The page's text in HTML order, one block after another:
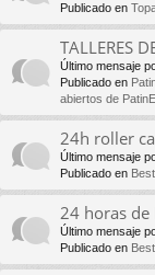
Publicado en
TALLERES
Último mensaje
Publicado en
abiertos de
24h roller
Último mensaje
Publicado en
24 horas de
Último mensaje
Publicado en